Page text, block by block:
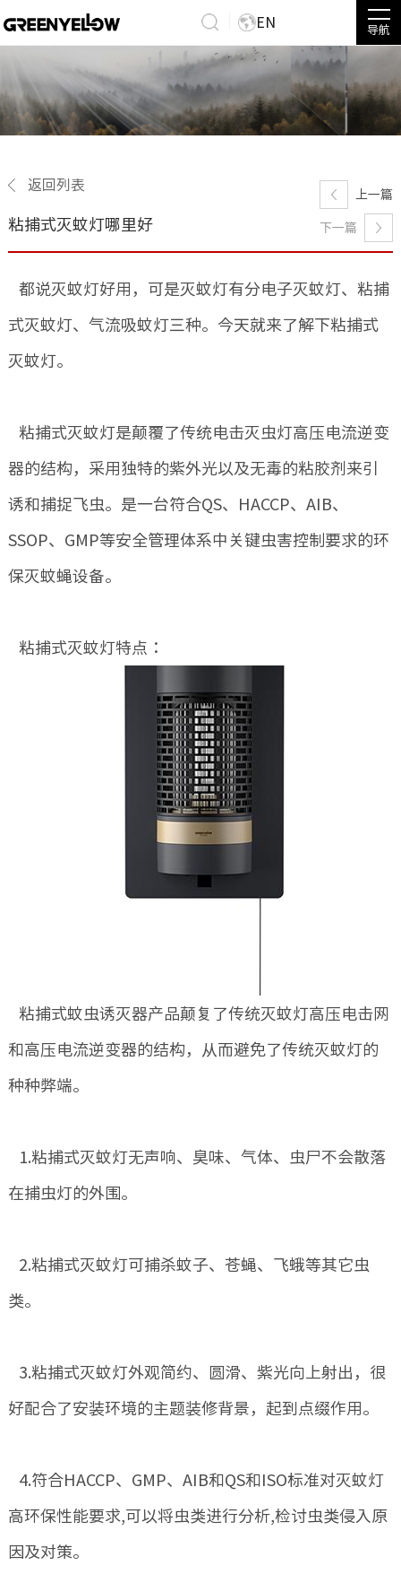
EN
导航
返回列表
粘捕式灭蚊灯哪里好
上一篇
下一篇
都说灭蚊灯好用，可是灭蚊灯有分电子灭蚊灯、粘捕
式灭蚊灯、气流吸蚊灯三种。今天就来了解下粘捕式
灭蚊灯。
粘捕式灭蚊灯是颠覆了传统电击灭虫灯高压电流逆变
器的结构，采用独特的紫外光以及无毒的粘胶剂来引
诱和捕捉飞虫。是一台符合QS、HACCP、AIB、
SSOP、GMP等安全管理体系中关键虫害控制要求的环
保灭蚊蝇设备。
粘捕式灭蚊灯特点：
粘捕式蚊虫诱灭器产品颠复了传统灭蚊灯高压电击网
和高压电流逆变器的结构，从而避免了传统灭蚊灯的
种种弊端。
1.粘捕式灭蚊灯无声响、臭味、气体、虫尸不会散落
在捕虫灯的外围。
2.粘捕式灭蚊灯可捕杀蚊子、苍蝇、飞蛾等其它虫
类。
3.粘捕式灭蚊灯外观简约、圆滑、紫光向上射出，很
好配合了安装环境的主题装修背景，起到点缀作用。
4.符合HACCP、GMP、AIB和QS和ISO标准对灭蚊灯
高环保性能要求,可以将虫类进行分析,检讨虫类侵入原
因及对策。